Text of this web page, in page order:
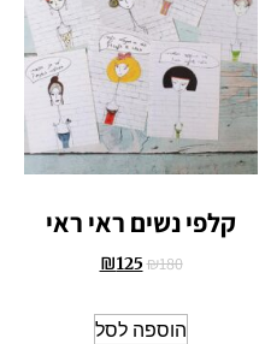
קלפי נשים ראי ראי
₪180
₪125
הוספה לסל